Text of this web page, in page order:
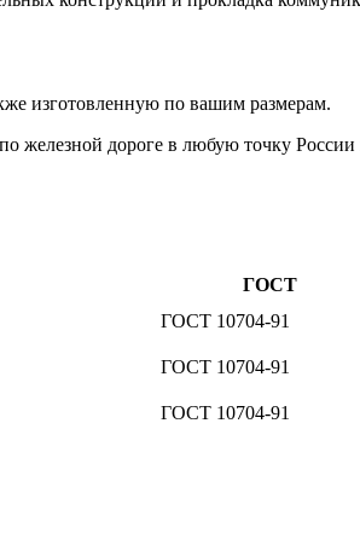
изготовленную по вашим размерам.
железной дороге в любую точку
ГОСТ
ГОСТ 10704-91
ГОСТ 10704-91
ГОСТ 10704-91